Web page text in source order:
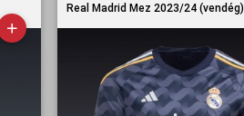
Real Madrid Mez 2023/24 (vendég)